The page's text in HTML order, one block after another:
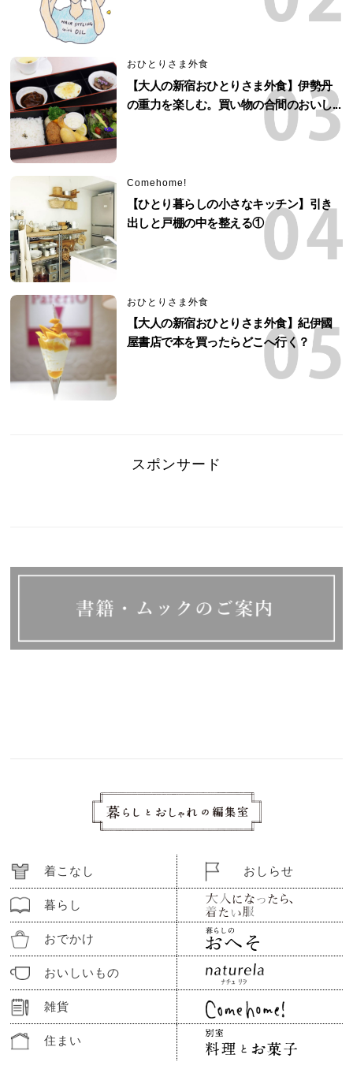
おひとりさま外食
【大人の新宿おひとりさま外食】伊勢丹
の重力を楽しむ。買い物の合間のおいし...
Comehome!
【ひとり暮らしの小さなキッチン】引き
出しと戸棚の中を整える①
おひとりさま外食
【大人の新宿おひとりさま外食】紀伊國
屋書店で本を買ったらどこへ行く？
スポンサード
着こなし
暮らし
おでかけ
おいしいもの
雑貨
住まい
おしらせ